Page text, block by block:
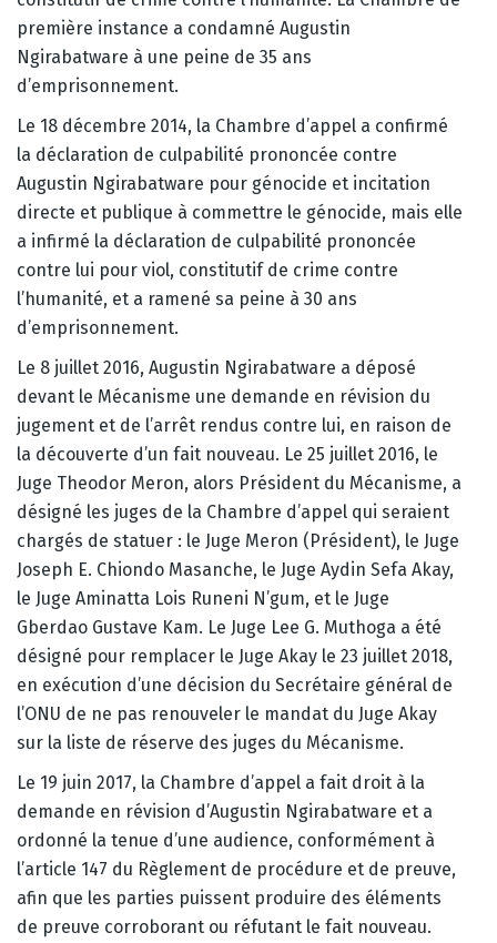
première instance a condamné Augustin
Ngirabatware à une peine de 35 ans
d’emprisonnement.
Le 18 décembre 2014, la Chambre d’appel a confirmé
la déclaration de culpabilité prononcée contre
Augustin Ngirabatware pour génocide et incitation
directe et publique à commettre le génocide, mais elle
a infirmé la déclaration de culpabilité prononcée
contre lui pour viol, constitutif de crime contre
l’humanité, et a ramené sa peine à 30 ans
d’emprisonnement.
Le 8 juillet 2016, Augustin Ngirabatware a déposé
devant le Mécanisme une demande en révision du
jugement et de l’arrêt rendus contre lui, en raison de
la découverte d’un fait nouveau. Le 25 juillet 2016, le
Juge Theodor Meron, alors Président du Mécanisme, a
désigné les juges de la Chambre d’appel qui seraient
chargés de statuer : le Juge Meron (Président), le Juge
Joseph E. Chiondo Masanche, le Juge Aydin Sefa Akay,
le Juge Aminatta Lois Runeni N’gum, et le Juge
Gberdao Gustave Kam. Le Juge Lee G. Muthoga a été
désigné pour remplacer le Juge Akay le 23 juillet 2018,
en exécution d’une décision du Secrétaire général de
l’ONU de ne pas renouveler le mandat du Juge Akay
sur la liste de réserve des juges du Mécanisme.
Le 19 juin 2017, la Chambre d’appel a fait droit à la
demande en révision d’Augustin Ngirabatware et a
ordonné la tenue d’une audience, conformément à
l’article 147 du Règlement de procédure et de preuve,
afin que les parties puissent produire des éléments
de preuve corroborant ou réfutant le fait nouveau.